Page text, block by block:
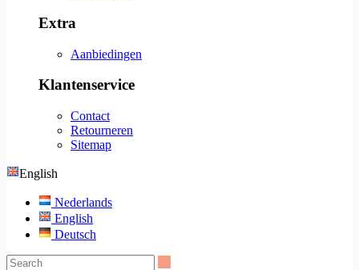
Extra
Aanbiedingen
Klantenservice
Contact
Retourneren
Sitemap
English
Nederlands
English
Deutsch